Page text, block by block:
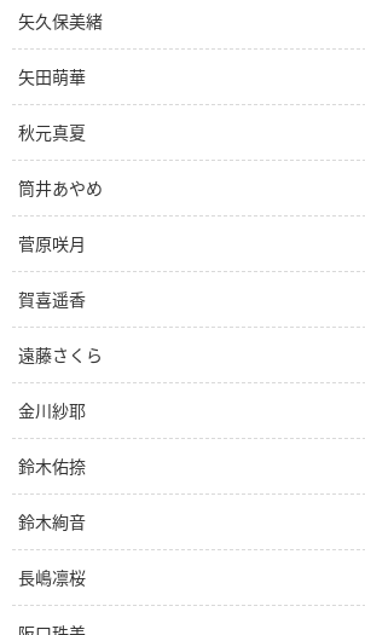
矢久保美緒
矢田萌華
秋元真夏
筒井あやめ
菅原咲月
賀喜遥香
遠藤さくら
金川紗耶
鈴木佑捺
鈴木絢音
長嶋凛桜